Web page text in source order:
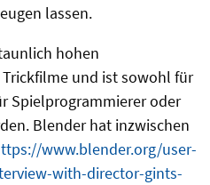
lassen.
hohen
und ist sowohl für
Spielprogrammierer oder
Blender hat inzwischen
www.blender.org/user-
with-director-gints-